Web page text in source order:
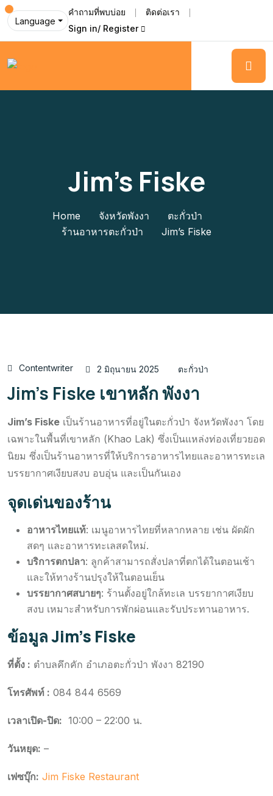
Language
คำถามที่พบบ่อย
ติดต่อเรา
Sign in/ Register
Jim’s Fiske
Home จังหวัดพังงา
ตะกั่วป่า
ร้านอาหารตะกั่วป่า
Jim’s Fiske
Contentwriter 2 มิถุนายน 2025 ตะกั่วป่า
Jim’s Fiske เขาหลัก พังงา
Jim’s Fiske เป็นร้านอาหารที่อยู่ในตะกั่วป่า จังหวัดพังงา โดย
เฉพาะในพื้นที่เขาหลัก (Khao Lak) ซึ่งเป็นแหล่งท่องเที่ยวยอด
นิยม ซึ่งเป็นร้านอาหารที่ให้บริการอาหารไทยและอาหารทะเล
บรรยากาศเงียบสงบ อบอุ่น และเป็นกันเอง
จุดเด่นของร้าน
อาหารไทยแท้: เมนูอาหารไทยที่หลากหลาย เช่น ผัดผัก
สดๆ และอาหารทะเลสดใหม่.
บริการตกปลา: ลูกค้าสามารถสั่งปลาที่ตกได้ในตอนเช้า
และให้ทางร้านปรุงให้ในตอนเย็น
บรรยากาศสบายๆ: ร้านตั้งอยู่ใกล้ทะเล บรรยากาศเงียบ
สงบ เหมาะสำหรับการพักผ่อนและรับประทานอาหาร.
ข้อมูล Jim’s Fiske
ที่ตั้ง : ตำบลคึกคัก อำเภอตะกั่วป่า พังงา 82190
โทรศัพท์ : 084 844 6569
เวลาเปิด-ปิด: 10:00 – 22:00 น.
วันหยุด: –
เฟซบุ๊ก: Jim Fiske Restaurant